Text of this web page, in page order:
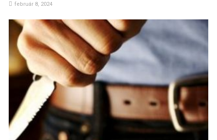
február 8, 2024